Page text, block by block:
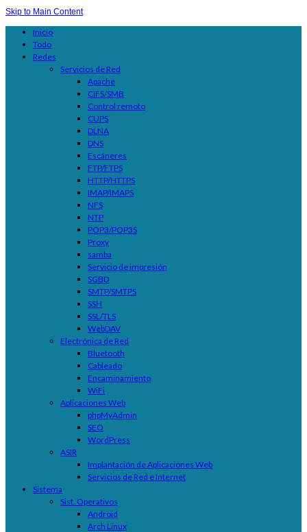
Skip to Main Content
Inicio
Todo
Redes
Servicios de Red
Apache
CIFS/SMB
Control remoto
CUPS
DLNA
DNS
Escáneres
FTP/FTPS
HTTP/HTTPS
IMAP/IMAPS
NFS
NTP
POP3/POP3S
Proxy
samba
Servicio de impresión
SGBD
SMTP/SMTPS
SSH
SSL/TLS
WebDAV
Electrónica de Red
Bluetooth
Cableado
Encaminamiento
WiFi
Aplicaciones Web
phpMyAdmin
SEO
WordPress
ASIR
Implantación de Aplicaciones Web
Servicios de Red e Internet
Sistema
Sist. Operativos
Android
Arch Linux